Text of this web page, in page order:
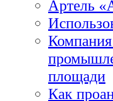
Артель
площади
Как